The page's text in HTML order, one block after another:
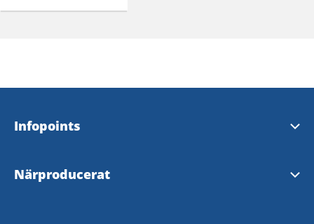
Infopoints
Turistinformation och Infopoints
Närproducerat